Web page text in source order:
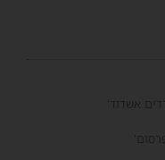
אשדוד'